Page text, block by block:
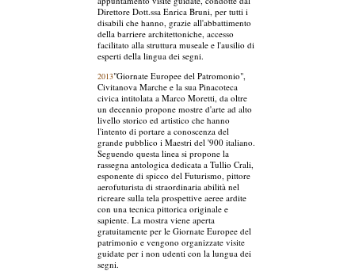
Direttore Dott.ssa Enrica Bruni, per tutti i
disabili che hanno, grazie all'abbattimento
della barriere architettoniche, accesso
facilitato alla struttura museale e l'ausilio di
esperti della lingua dei segni.
2013"Giornate Europee del Patromonio",
Civitanova Marche e la sua Pinacoteca
civica intitolata a Marco Moretti, da oltre
un decennio propone mostre d'arte ad alto
livello storico ed artistico che hanno
l'intento di portare a conoscenza del
grande pubblico i Maestri del '900 italiano.
Seguendo questa linea si propone la
rassegna antologica dedicata a Tullio Crali,
esponente di spicco del Futurismo, pittore
aerofuturista di straordinaria abilità nel
ricreare sulla tela prospettive aeree ardite
con una tecnica pittorica originale e
sapiente. La mostra viene aperta
gratuitamente per le Giornate Europee del
patrimonio e vengono organizzate visite
guidate per i non udenti con la lungua dei
segni.